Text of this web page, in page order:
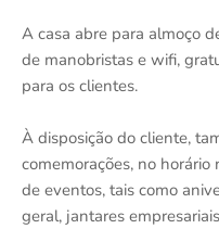
A casa abre para almoço
de manobristas e wifi,
para os clientes.
À disposição do cliente,
comemorações, no
de eventos, tais como
geral, jantares